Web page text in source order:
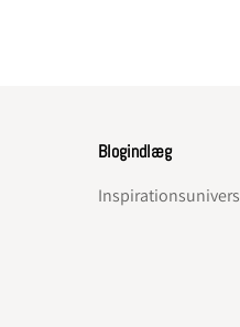
Blogindlæg
Inspirationsunivers